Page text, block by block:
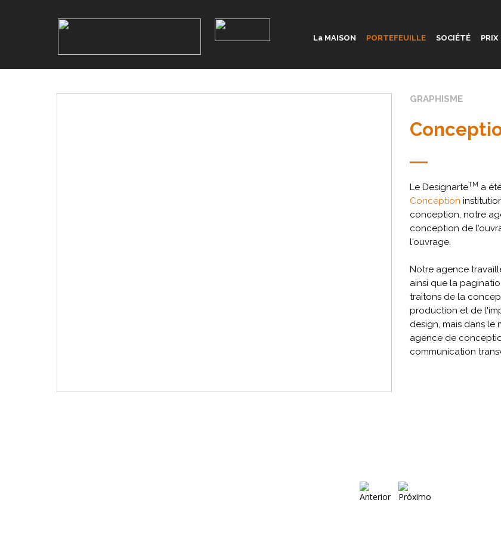
La MAISON PORTEFEUILLE SOCIÉTÉ PRIX
GRAPHISME
Le DesignarteTM a
Conception
conception, notre
conception de
l'ouvrage.
Notre agence
ainsi que la
traitons de la
production et de
design, mais dans le
agence de
communication